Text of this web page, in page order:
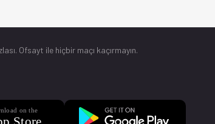
Ofsayt ile hiçbir maçı kaçırmayın.